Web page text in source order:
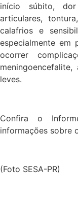
início súbito,
articulares,
calafrios e
especialmente em
ocorrer
leves.
Confira o
informações sobre
(Foto SESA-PR)